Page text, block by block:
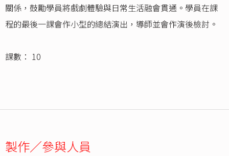
關係，鼓勵學員將戲劇體驗與日常生活融會貫通。學員在課
程的最後一課會作小型的總結演出，導師並會作演後檢討。
課數： 10
製作／參與人員